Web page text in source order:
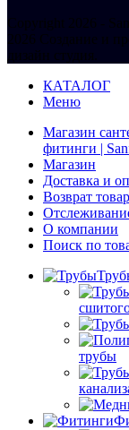
Copyright 2026 -
2026 Создание и
дизайн студия.
КАТАЛОГ
Меню
Магазин
фитинги |
Магазин
Доставка и
Возврат
О компании
Поиск по
трубы